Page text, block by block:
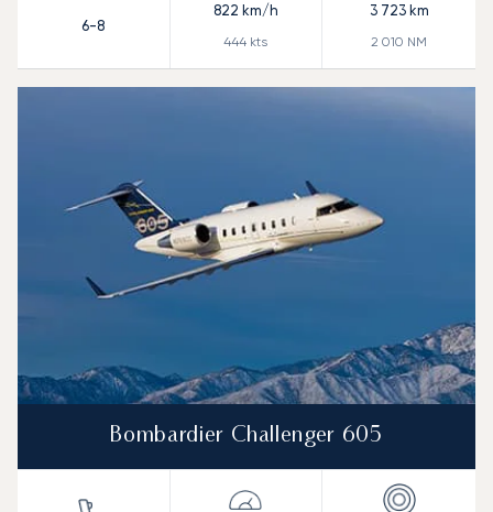
6-8
822 km/h
444 kts
3 723km
2 010 NM
Bombardier Challenger 605